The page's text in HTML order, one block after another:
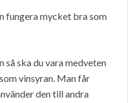
fungera mycket bra som
så ska du vara medveten
vinsyran. Man får
den till andra